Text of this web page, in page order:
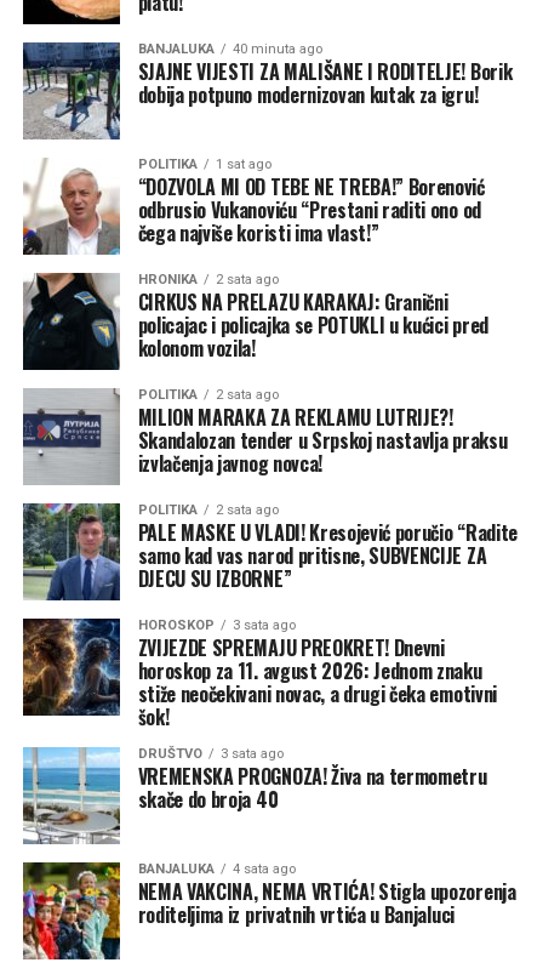
Na kraju je poručio da se politička borba za bolji život
građana nastavlja kroz nove konkretne prijedloge.
— Nastavljamo borbu za narod. Stabilna isporuka
električne energije i povećanje cenzusa za dječiji dodatak
samo su neke od inicijativa na kojima ćemo nastaviti
raditi — zaključio je Kresojević.
BANJALUKA 40 minuta ago
SJAJNE VIJESTI ZA MALIŠANE I RODITELJE! Borik
dobija potpuno modernizovan kutak za igru!
POLITIKA 1 sat ago
“DOZVOLA MI OD TEBE NE TREBA!” Borenović
odbrusio Vukanoviću “Prestani raditi ono od
čega najviše koristi ima vlast!”
HRONIKA 2 sata ago
CIRKUS NA PRELAZU KARAKAJ: Granični
policajac i policajka se POTUKLI u kućici pred
kolonom vozila!
POLITIKA 2 sata ago
MILION MARAKA ZA REKLAMU LUTRIJE?!
Skandalozan tender u Srpskoj nastavlja praksu
izvlačenja javnog novca!
POLITIKA 2 sata ago
PALE MASKE U VLADI! Kresojević poručio “Radite
samo kad vas narod pritisne, SUBVENCIJE ZA
DJECU SU IZBORNE”
HOROSKOP 3 sata ago
ZVIJEZDE SPREMAJU PREOKRET! Dnevni
horoskop za 11. avgust 2026: Jednom znaku
stiže neočekivani novac, a drugi čeka emotivni
šok!
DRUŠTVO 3 sata ago
VREMENSKA PROGNOZA! Živa na termometru
skače do broja 40
BANJALUKA 4 sata ago
NEMA VAKCINA, NEMA VRTIĆA! Stigla upozorenja
roditeljima iz privatnih vrtića u Banjaluci